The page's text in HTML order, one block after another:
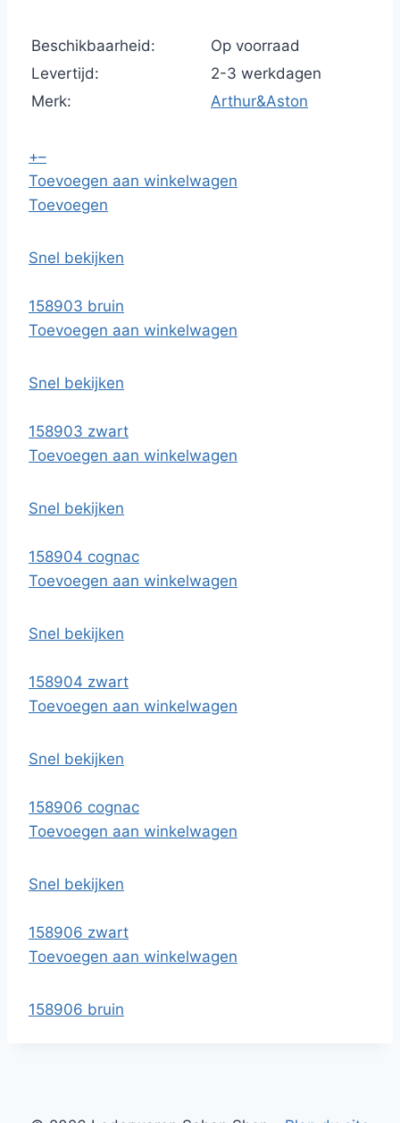
Beschikbaarheid:
Op voorraad
Levertijd:
2-3 werkdagen
Merk:
Arthur&Aston
+–
Toevoegen aan winkelwagen
Toevoegen
Snel bekijken
158903 bruin
Toevoegen aan winkelwagen
Snel bekijken
158903 zwart
Toevoegen aan winkelwagen
Snel bekijken
158904 cognac
Toevoegen aan winkelwagen
Snel bekijken
158904 zwart
Toevoegen aan winkelwagen
Snel bekijken
158906 cognac
Toevoegen aan winkelwagen
Snel bekijken
158906 zwart
Toevoegen aan winkelwagen
158906 bruin